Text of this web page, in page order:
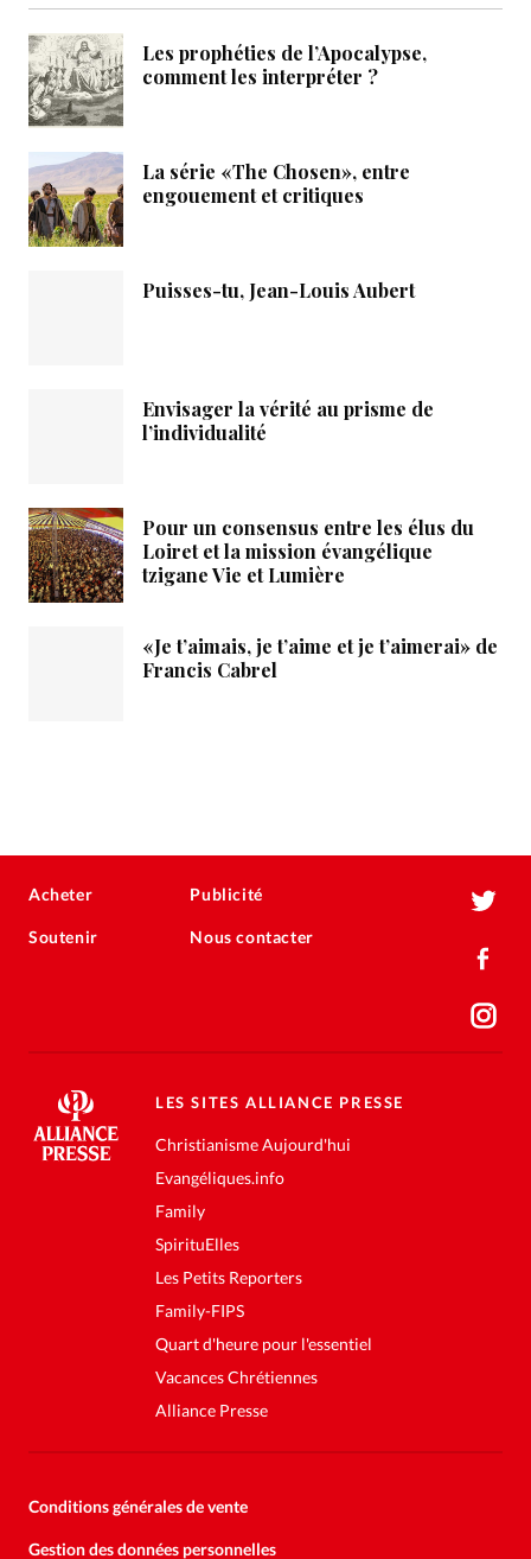
Les prophéties de l’Apocalypse,
comment les interpréter ?
La série «The Chosen», entre
engouement et critiques
Puisses-tu, Jean-Louis Aubert
Envisager la vérité au prisme de
l’individualité
Pour un consensus entre les élus du
Loiret et la mission évangélique
tzigane Vie et Lumière
«Je t’aimais, je t’aime et je t’aimerai» de
Francis Cabrel
Acheter
Soutenir
Publicité
Nous contacter
LES SITES ALLIANCE PRESSE
Christianisme Aujourd'hui
Evangéliques.info
Family
SpirituElles
Les Petits Reporters
Family-FIPS
Quart d'heure pour l'essentiel
Vacances Chrétiennes
Alliance Presse
Conditions générales de vente
Gestion des données personnelles